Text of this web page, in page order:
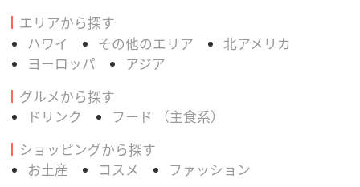
エリアから探す
ハワイ その他のエリア
北アメリカ
ヨーロッパ
アジア
グルメから探す
ドリンク フード （主食系）
ショッピングから探す
お土産 コスメ ファッション